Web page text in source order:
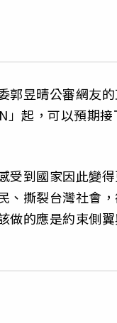
郭昱晴公審網友
起，可以預期
受到國家因此變
、撕裂台灣社會
做的應是約束側